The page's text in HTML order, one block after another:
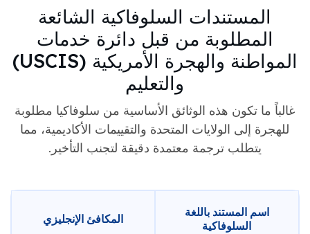
المستندات السلوفاكية الشائعة
المطلوبة من قبل دائرة خدمات
المواطنة والهجرة الأمريكية (USCIS)
والتعليم
غالباً ما تكون هذه الوثائق الأساسية من سلوفاكيا مطلوبة
للهجرة إلى الولايات المتحدة والتقييمات الأكاديمية، مما
يتطلب ترجمة معتمدة دقيقة لتجنب التأخير.
اسم المستند باللغة
السلوفاكية
المكافئ الإنجليزي